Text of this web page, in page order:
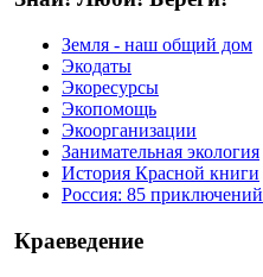
Земля - наш общий дом
Экодаты
Экоресурсы
Экопомощь
Экоорганизации
Занимательная экология
История Красной книги
Россия: 85 приключений
Краеведение